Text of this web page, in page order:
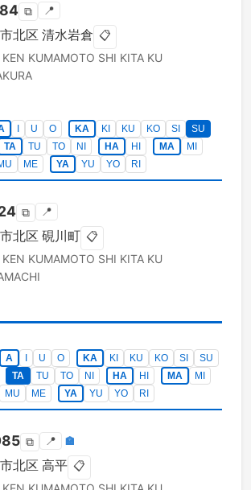
⧉ 📍
北区 清水岩倉 📋
KUMAMOTO SHI KITA KU
U O KA KI KU KO SI
SU
TA
TU TO NI HA HI MA
MI
ME YA YU YO RI
⧉ 📍
北区 硯川町 📋
KUMAMOTO SHI KITA KU
A U O KA KI KU KO SI
SU
TA
TU TO NI HA HI MA
MI
MU
ME YA YU YO RI
⧉ 📍 🏣
北区 高平 📋